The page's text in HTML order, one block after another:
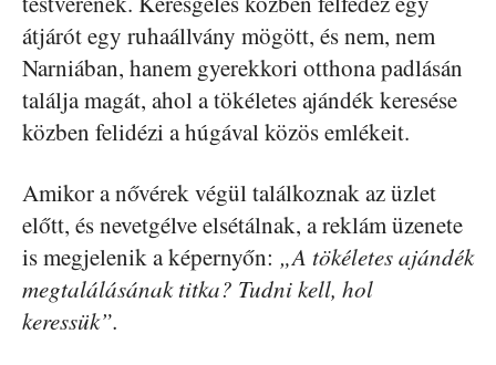
átjárót egy ruhaállvány mögött, és nem, nem
Narniában, hanem gyerekkori otthona padlásán
találja magát, ahol a tökéletes ajándék keresése
közben felidézi a húgával közös emlékeit.
Amikor a nővérek végül találkoznak az üzlet
előtt, és nevetgélve elsétálnak, a reklám üzenete
is megjelenik a képernyőn: „A tökéletes ajándék
megtalálásának titka? Tudni kell, hol
keressük”.